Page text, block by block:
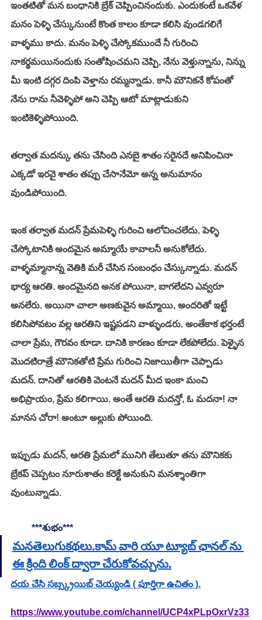
ఇంతటితో మన బంధానికి బ్రేక్ చెప్పించినందుకు. ఎందుకంటే ఒకవేళ
మనం పెళ్ళి చేస్కునుంటే కొంత కాలం కూడా కలిసి వుండగలిగే
వాళ్ళము కాదు. మనం పెళ్ళి చేస్కోకముందే నీ గురించి
నాకర్థమయినందుకు సంతోషించమని చెప్పి, నేను వెళ్తున్నాను, నిన్ను
మీ ఇంటి దగ్గర దింపి వెళ్తాను రమ్మన్నాడు. కానీ మౌనికనే కోపంతో
నేను రాను నీవెళ్ళిపో అని చెప్పి ఆటో మాట్లాడుకుని
ఇంటికెళ్ళిపోయింది.
తర్వాత మదన్కు తను చేసింది ఎనబై శాతం సరైనదే అనిపించినా
ఎక్కడో ఇరవై శాతం తప్పు చేసానేమో అన్న అనుమానం
వుండిపోయింది.
ఇంక తర్వాత మదన్ ప్రేమపెళ్ళి గురించి ఆలోచించలేదు. పెళ్ళి
చేస్కోటానికి అందమైన అమ్మాయే కావాలనీ అనుకోలేదు.
వాళ్ళమ్మానాన్న వెతికి మరీ చేసిన సంబంధం చేస్కున్నాడు. మదన్
భార్య ఆరతి. అందమైనది అనక పోయినా, బాగలేదని ఎవ్వరూ
అనలేరు. అయినా చాలా అణకువైన అమ్మాయి, అందరితో ఇట్టే
కలిసిపోవటం వల్ల ఆరతిని ఇష్టపడని వాళ్ళుండరు. అంతేకాక భర్తంటే
చాలా ప్రేమ, గౌరవం కూడా. దానికి కారణం కూడా లేకపోలేదు. పెళ్ళైన
మొదటిరాత్రే మౌనికతోటి ప్రేమ గురించి నిజాయితీగా చెప్పాడు
మదన్. దానితో ఆరతికి వెంటనే మదన్ మీద ఇంకా మంచి
అభిప్రాయం, ప్రేమ కలిగాయి. అంతే ఆరతి మదన్తో, ఓ మదనా! నా
మానస చోరా! అంటూ అల్లుకు పోయింది.
ఇప్పుడు మదన్, ఆరతి ప్రేమలో మునిగి తేలుతూ తను మౌనికకు
బ్రేకప్ చెప్పటం నూరుశాతం కరెక్టే అనుకుని మనశ్శాంతిగా
వుంటున్నాడు.
***శుభం***
మనతెలుగుకథలు.కామ్ వారి యూ ట్యూబ్ ఛానల్ ను
ఈ క్రింది లింక్ ద్వారా చేరుకోవచ్చును.
దయ చేసి సబ్స్క్రయిబ్ చెయ్యండి ( పూర్తిగా ఉచితం ).
https://www.youtube.com/channel/UCP4xPLpOxrVz33